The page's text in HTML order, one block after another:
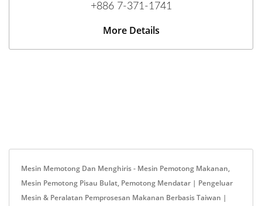
+886 7-371-1741
More Details
Mesin Memotong Dan Menghiris - Mesin Pemotong Makanan,
Mesin Pemotong Pisau Bulat, Pemotong Mendatar | Pengeluar
Mesin & Peralatan Pemprosesan Makanan Berbasis Taiwan |